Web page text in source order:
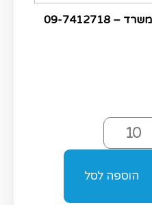
7412718
הוספה לסל